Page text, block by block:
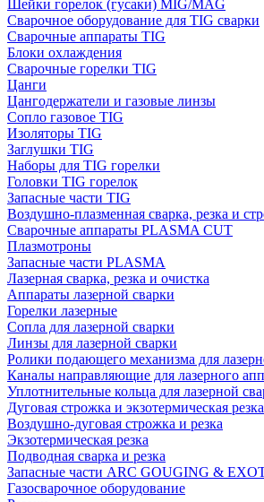
Шейки горелок (гусаки) MIG/MAG
Сварочное оборудование для TIG сварки
Сварочные аппараты TIG
Блоки охлаждения
Сварочные горелки TIG
Цанги
Цангодержатели и газовые линзы
Сопло газовое TIG
Изоляторы TIG
Заглушки TIG
Наборы для TIG горелки
Головки TIG горелок
Запасные части TIG
Воздушно-плазменная сварка, резка и
Сварочные аппараты PLASMA CUT
Плазмотроны
Запасные части PLASMA
Лазерная сварка, резка и очистка
Аппараты лазерной сварки
Горелки лазерные
Сопла для лазерной сварки
Линзы для лазерной сварки
Ролики подающего механизма для
Каналы направляющие для лазерного
Уплотнительные кольца для лазерной
Дуговая строжка и экзотермическая резка
Воздушно-дуговая строжка и резка
Экзотермическая резка
Подводная сварка и резка
Запасные части ARC GOUGING &
Газосварочное оборудование